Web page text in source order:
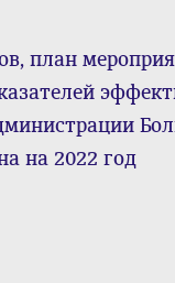
план
на 2022 год